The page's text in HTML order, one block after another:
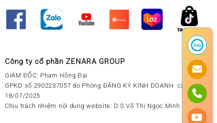
Công ty cổ phần ZENARA GROUP
GIÁM ĐỐC: Phạm Hồng Đại
GPKD số 2902237057 do Phòng ĐĂNG KÝ KINH DOANH cấp ngày
18/07/2025
Chịu trách nhiệm nội dung website: D.S Võ Thị Ngọc Minh